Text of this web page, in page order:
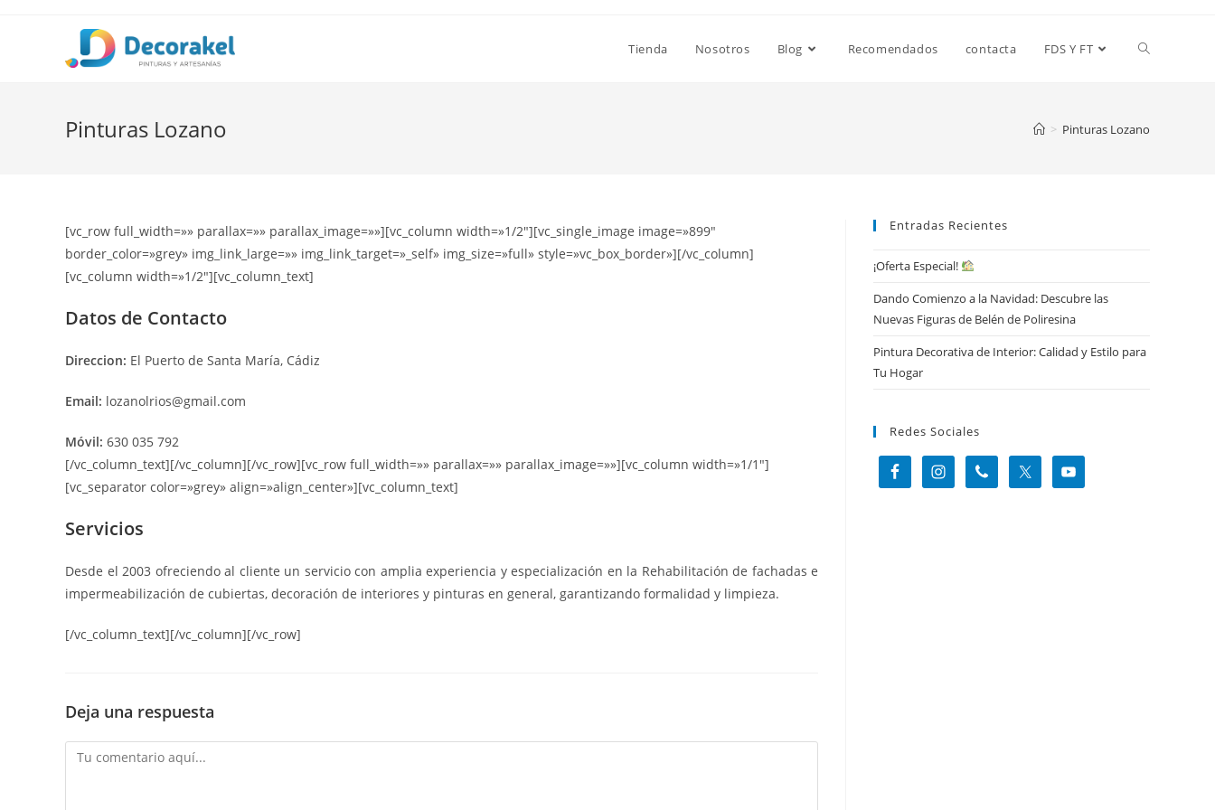
Tienda Nosotros Blog Recomendados contacta FDS Y FT Alternar
Pinturas Lozano > Pinturas Lozano
[vc_row full_width=»» parallax=»» parallax_image=»»][vc_column width=»1/2″][vc_single_image image=»899″
border_color=»grey» img_link_large=»» img_link_target=»_self» img_size=»full» style=»vc_box_border»][/vc_column]
[vc_column width=»1/2″][vc_column_text]
Datos de Contacto
Direccion: El Puerto de Santa María, Cádiz
Email: lozanolrios@gmail.com
Móvil: 630 035 792
[/vc_column_text][/vc_column][/vc_row][vc_row full_width=»» parallax=»» parallax_image=»»][vc_column width=»1/1″]
[vc_separator color=»grey» align=»align_center»][vc_column_text]
Servicios
Desde el 2003 ofreciendo al cliente un servicio con amplia experiencia y especialización en la Rehabilitación de fachadas e
impermeabilización de cubiertas, decoración de interiores y pinturas en general, garantizando formalidad y limpieza.
[/vc_column_text][/vc_column][/vc_row]
Deja una respuesta
Comentario
Entradas Recientes
¡Oferta Especial!
Dando Comienzo a la Navidad: Descubre las
Nuevas Figuras de Belén de Poliresina
Pintura Decorativa de Interior: Calidad y Estilo para
Tu Hogar
Redes Sociales